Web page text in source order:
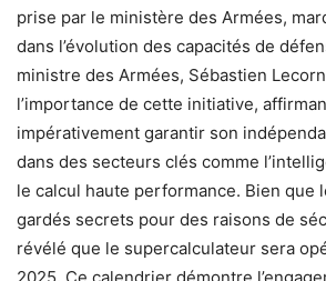
prise par le ministère des Armées,
dans l’évolution des capacités de
ministre des Armées, Sébastien
l’importance de cette initiative,
impérativement garantir son
dans des secteurs clés comme
le calcul haute performance. Bien que
gardés secrets pour des raisons de
révélé que le supercalculateur sera